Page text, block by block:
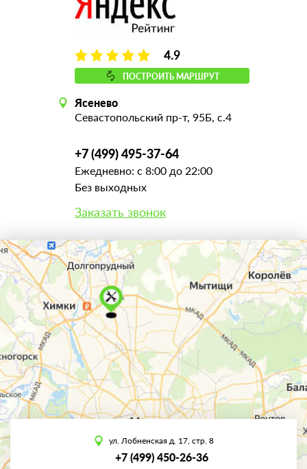
4.9
ПОСТРОИТЬ МАРШРУТ
Ясенево
Севастопольский пр-т, 95Б, с.4
+7 (499) 495-37-64
Ежедневно: с 8:00 до 22:00
Без выходных
Заказать звонок
ул. Лобненская д. 17, стр. 8
+7 (499) 450-26-36